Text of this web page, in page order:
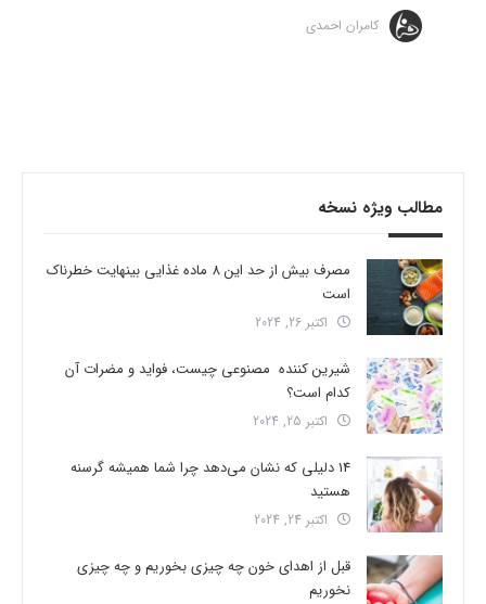
کامران احمدی
مطالب ویژه نسخه
مصرف بیش از حد این 8 ماده غذایی بینهایت خطرناک
است
اکتبر 26, 2024
شیرین کننده مصنوعی چیست، فواید و مضرات آن
کدام است؟
اکتبر 25, 2024
14 دلیلی که نشان می‌دهد چرا شما همیشه گرسنه
هستید
اکتبر 24, 2024
قبل از اهدای خون چه چیزی بخوریم و چه چیزی
نخوریم